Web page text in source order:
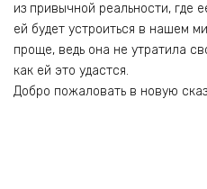
из привычной реальности, где
ей будет устроиться в нашем
проще, ведь она не утратила
как ей это удастся.
Добро пожаловать в новую